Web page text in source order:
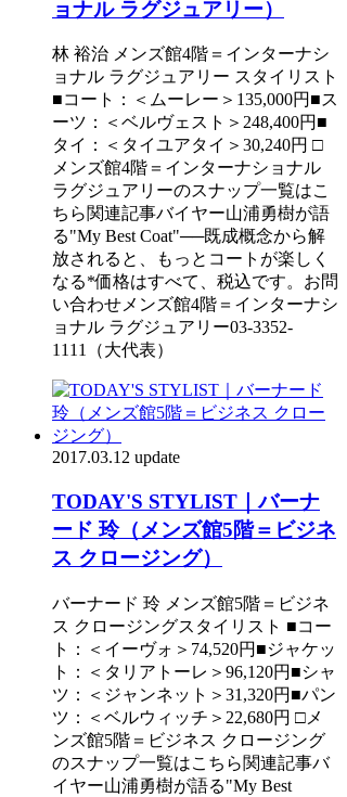
ョナル ラグジュアリー）
林 裕治 メンズ館4階＝インターナシ
ョナル ラグジュアリー スタイリスト
■コート：＜ムーレー＞135,000円■ス
ーツ：＜ベルヴェスト＞248,400円■
タイ：＜タイユアタイ＞30,240円 □
メンズ館4階＝インターナショナル
ラグジュアリーのスナップ一覧はこ
ちら関連記事バイヤー山浦勇樹が語
る"My Best Coat"──既成概念から解
放されると、もっとコートが楽しく
なる*価格はすべて、税込です。お問
い合わせメンズ館4階＝インターナシ
ョナル ラグジュアリー03-3352-
1111（大代表）
2017.03.12 update
TODAY'S STYLIST｜バーナ
ード 玲（メンズ館5階＝ビジネ
ス クロージング）
バーナード 玲 メンズ館5階＝ビジネ
ス クロージングスタイリスト ■コー
ト：＜イーヴォ＞74,520円■ジャケッ
ト：＜タリアトーレ＞96,120円■シャ
ツ：＜ジャンネット＞31,320円■パン
ツ：＜ベルウィッチ＞22,680円 □メ
ンズ館5階＝ビジネス クロージング
のスナップ一覧はこちら関連記事バ
イヤー山浦勇樹が語る"My Best